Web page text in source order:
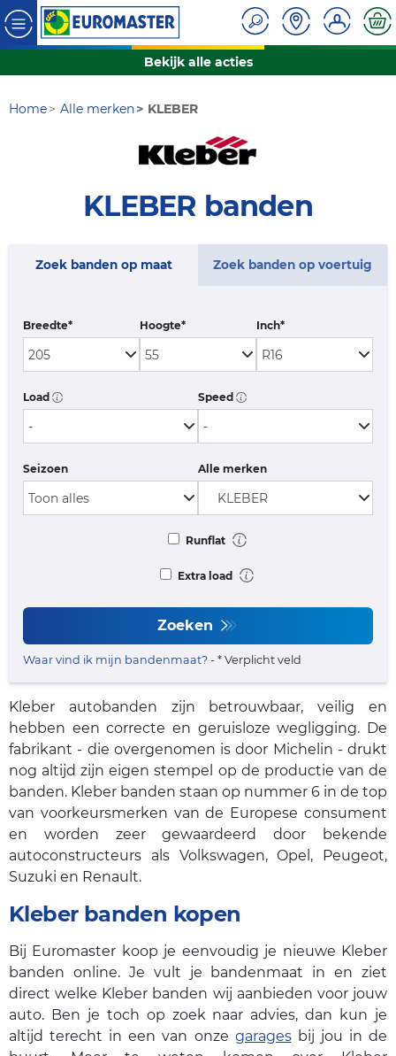
Bekijk alle acties
Home Alle merken KLEBER
KLEBER banden
Zoek banden op maat Zoek banden op voertuig
Breedte* Hoogte* Inch*
Load Speed
Seizoen Alle merken
Runflat
Extra load
Zoeken
Waar vind ik mijn bandenmaat? - * Verplicht veld
Kleber autobanden zijn betrouwbaar, veilig en
hebben een correcte en geruisloze wegligging. De
fabrikant - die overgenomen is door Michelin - drukt
nog altijd zijn eigen stempel op de productie van de
banden. Kleber banden staan op nummer 6 in de top
van voorkeursmerken van de Europese consument
en worden zeer gewaardeerd door bekende
autoconstructeurs als Volkswagen, Opel, Peugeot,
Suzuki en Renault.
Kleber banden kopen
Bij Euromaster koop je eenvoudig je nieuwe Kleber
banden online. Je vult je bandenmaat in en ziet
direct welke Kleber banden wij aanbieden voor jouw
auto. Ben je toch op zoek naar advies, dan kun je
altijd terecht in een van onze garagesbij jou in de